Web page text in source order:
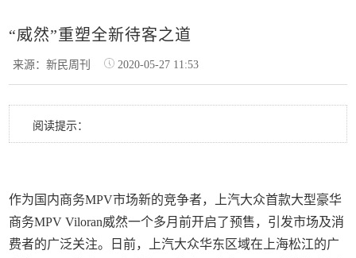
“威然”重塑全新待客之道
来源：新民周刊 2020-05-27 11:53
阅读提示：
作为国内商务MPV市场新的竞争者，上汽大众首款大型豪华
商务MPV Viloran威然一个多月前开启了预售，引发市场及消
费者的广泛关注。日前，上汽大众华东区域在上海松江的广